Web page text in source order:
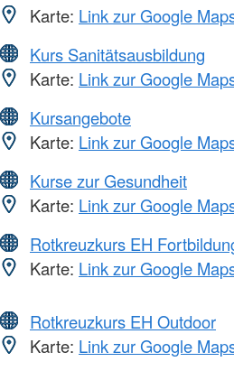
Karte: Link zur Google
Kurs Sanitätsausbildung
Karte: Link zur Google
Kursangebote
Karte: Link zur Google
Kurse zur Gesundheit
Karte: Link zur Google
Rotkreuzkurs EH
Karte: Link zur Google
Rotkreuzkurs EH Outdoor
Karte: Link zur Google